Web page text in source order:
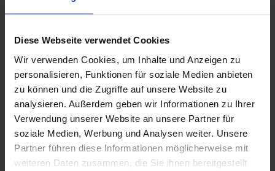
Diese Webseite verwendet Cookies
Wir verwenden Cookies, um Inhalte und Anzeigen zu
personalisieren, Funktionen für soziale Medien anbieten
zu können und die Zugriffe auf unsere Website zu
analysieren. Außerdem geben wir Informationen zu Ihrer
Verwendung unserer Website an unsere Partner für
soziale Medien, Werbung und Analysen weiter. Unsere
Partner führen diese Informationen möglicherweise mit
weiteren Daten zusammen, die Sie ihnen bereitgestellt